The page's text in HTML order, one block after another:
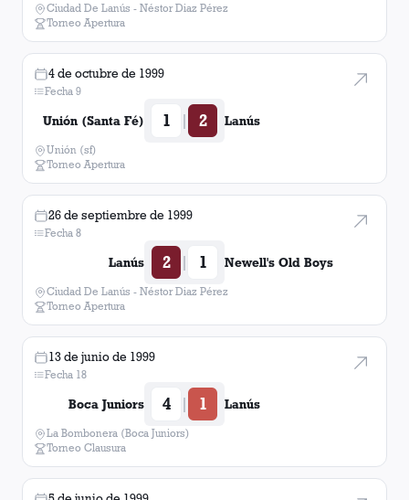
Ciudad De Lanús - Néstor Diaz Pérez
Torneo Apertura
4 de octubre de 1999
Fecha 9
Unión (Santa Fé) 1 | 2 Lanús
Unión (sf)
Torneo Apertura
26 de septiembre de 1999
Fecha 8
Lanús 2 | 1 Newell's Old Boys
Ciudad De Lanús - Néstor Diaz Pérez
Torneo Apertura
13 de junio de 1999
Fecha 18
Boca Juniors 4 | 1 Lanús
La Bombonera (Boca Juniors)
Torneo Clausura